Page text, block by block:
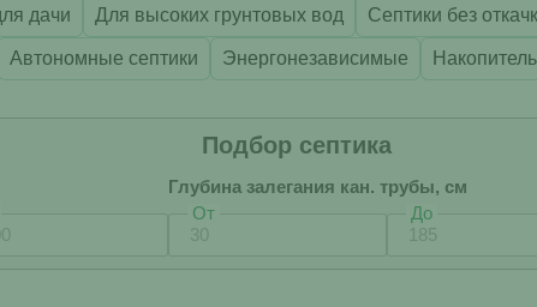
дачи Для высоких грунтовых вод Септики без
Автономные септики Энергонезависимые
Подбор септика
Глубина залегания кан. трубы, см
От
До